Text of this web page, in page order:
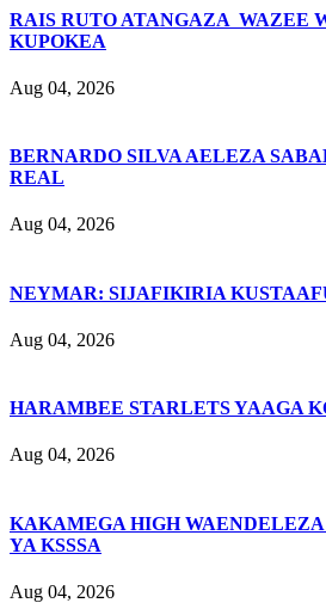
RAIS RUTO ATANGAZA WAZEE
KUPOKEA
Aug 04, 2026
BERNARDO SILVA AELEZA
REAL
Aug 04, 2026
NEYMAR: SIJAFIKIRIA
Aug 04, 2026
HARAMBEE STARLETS YAAGA
Aug 04, 2026
KAKAMEGA HIGH
YA KSSSA
Aug 04, 2026